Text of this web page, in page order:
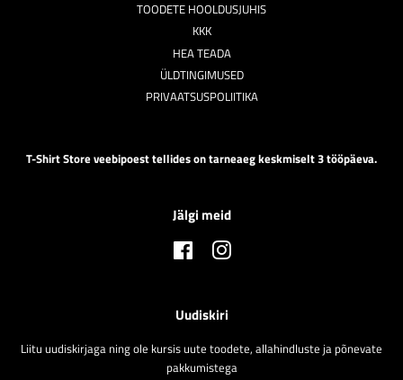
TOODETE HOOLDUSJUHIS
KKK
HEA TEADA
ÜLDTINGIMUSED
PRIVAATSUSPOLIITIKA
T-Shirt Store veebipoest tellides on tarneaeg keskmiselt 3 tööpäeva.
Jälgi meid
FacebookInstagram
Uudiskiri
Liitu uudiskirjaga ning ole kursis uute toodete, allahindluste ja põnevate
pakkumistega